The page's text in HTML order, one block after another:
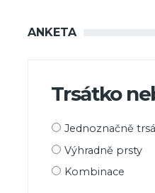
ANKETA
Trsátko
Možnosti
Jednoznačně
Výhradně prsty
Kombinace